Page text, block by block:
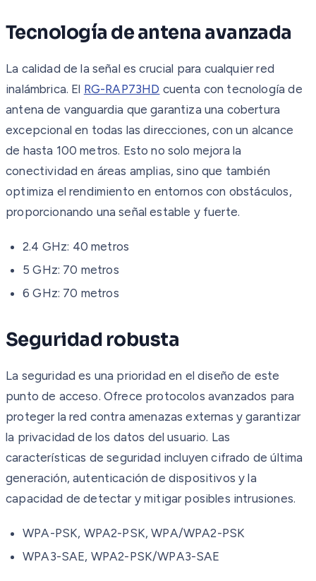
Tecnología de antena avanzada
La calidad de la señal es crucial para cualquier red
inalámbrica. El RG-RAP73HD cuenta con tecnología de
antena de vanguardia que garantiza una cobertura
excepcional en todas las direcciones, con un alcance
de hasta 100 metros. Esto no solo mejora la
conectividad en áreas amplias, sino que también
optimiza el rendimiento en entornos con obstáculos,
proporcionando una señal estable y fuerte.
2.4 GHz: 40 metros
5 GHz: 70 metros
6 GHz: 70 metros
Seguridad robusta
La seguridad es una prioridad en el diseño de este
punto de acceso. Ofrece protocolos avanzados para
proteger la red contra amenazas externas y garantizar
la privacidad de los datos del usuario. Las
características de seguridad incluyen cifrado de última
generación, autenticación de dispositivos y la
capacidad de detectar y mitigar posibles intrusiones.
WPA-PSK, WPA2-PSK, WPA/WPA2-PSK
WPA3-SAE, WPA2-PSK/WPA3-SAE